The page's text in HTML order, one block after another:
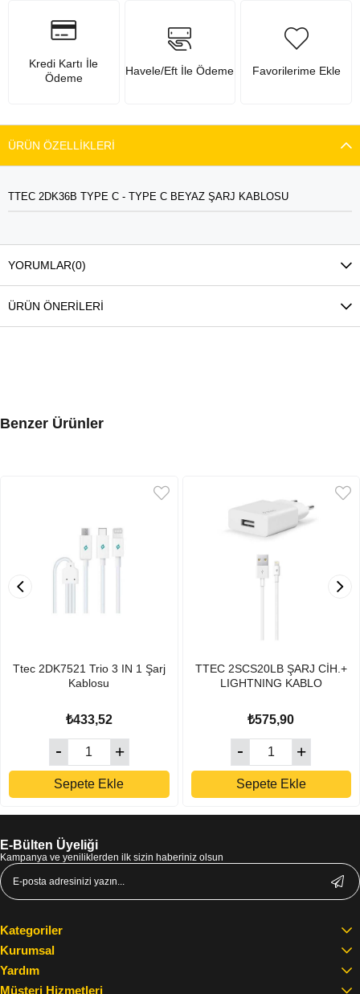
Kredi Kartı İle
Ödeme
Havele/Eft İle Ödeme Favorilerime Ekle
ÜRÜN ÖZELLIKLERI
TTEC 2DK36B TYPE C - TYPE C BEYAZ ŞARJ KABLOSU
YORUMLAR(0)
ÜRÜN ÖNERILERI
Benzer Ürünler
Ttec 2DK7521 Trio 3 IN 1 Şarj
Kablosu
₺433,52
Sepete Ekle
TTEC 2SCS20LB ŞARJ CİH.+
LIGHTNING KABLO
₺575,90
Sepete Ekle
E-Bülten Üyeliği
Kampanya ve yeniliklerden ilk sizin haberiniz olsun
Kategoriler
Kurumsal
Yardım
Müşteri Hizmetleri